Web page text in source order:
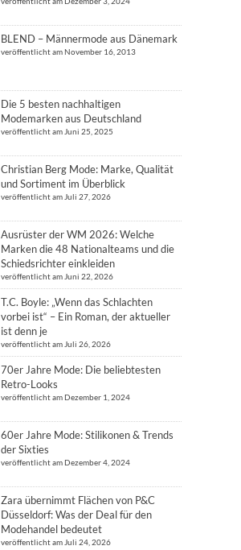
BLEND – Männermode aus Dänemark
veröffentlicht am November 16, 2013
Die 5 besten nachhaltigen
Modemarken aus Deutschland
veröffentlicht am Juni 25, 2025
Christian Berg Mode: Marke, Qualität
und Sortiment im Überblick
veröffentlicht am Juli 27, 2026
Ausrüster der WM 2026: Welche
Marken die 48 Nationalteams und die
Schiedsrichter einkleiden
veröffentlicht am Juni 22, 2026
T.C. Boyle: „Wenn das Schlachten
vorbei ist“ – Ein Roman, der aktueller
ist denn je
veröffentlicht am Juli 26, 2026
70er Jahre Mode: Die beliebtesten
Retro-Looks
veröffentlicht am Dezember 1, 2024
60er Jahre Mode: Stilikonen & Trends
der Sixties
veröffentlicht am Dezember 4, 2024
Zara übernimmt Flächen von P&C
Düsseldorf: Was der Deal für den
Modehandel bedeutet
veröffentlicht am Juli 24, 2026